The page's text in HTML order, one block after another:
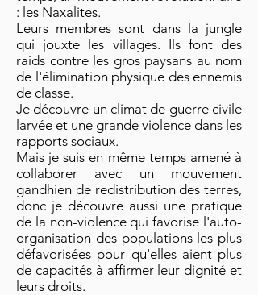
: les Naxalites.
Leurs membres sont dans la jungle
qui jouxte les villages. Ils font des
raids contre les gros paysans au nom
de l'élimination physique des ennemis
de classe.
Je découvre un climat de guerre civile
larvée et une grande violence dans les
rapports sociaux.
Mais je suis en même temps amené à
collaborer avec un mouvement
gandhien de redistribution des terres,
donc je découvre aussi une pratique
de la non-violence qui favorise l'auto-
organisation des populations les plus
défavorisées pour qu'elles aient plus
de capacités à affirmer leur dignité et
leurs droits.